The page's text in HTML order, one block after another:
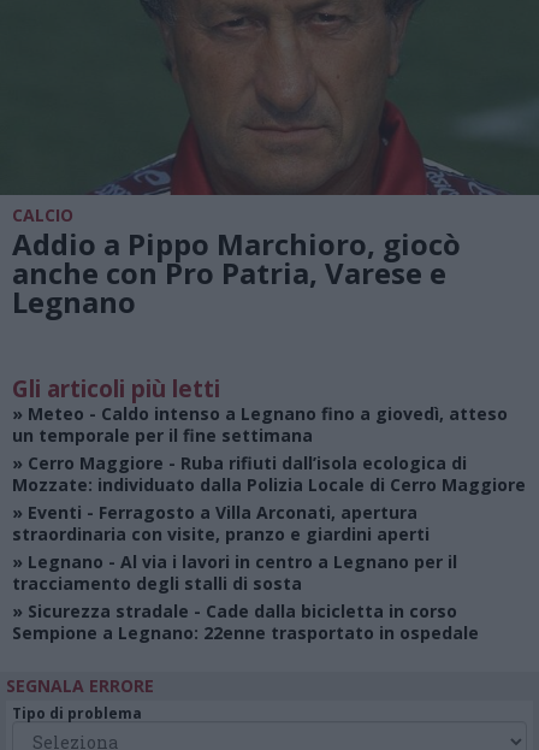
CALCIO
Addio a Pippo Marchioro, giocò
anche con Pro Patria, Varese e
Legnano
Gli articoli più letti
» Meteo - Caldo intenso a Legnano fino a giovedì, atteso
un temporale per il fine settimana
» Cerro Maggiore - Ruba rifiuti dall’isola ecologica di
Mozzate: individuato dalla Polizia Locale di Cerro Maggiore
» Eventi - Ferragosto a Villa Arconati, apertura
straordinaria con visite, pranzo e giardini aperti
» Legnano - Al via i lavori in centro a Legnano per il
tracciamento degli stalli di sosta
» Sicurezza stradale - Cade dalla bicicletta in corso
Sempione a Legnano: 22enne trasportato in ospedale
SEGNALA ERRORE
Tipo di problema